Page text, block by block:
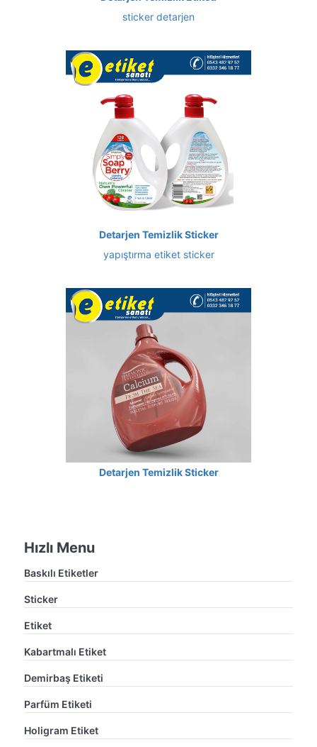
sticker detarjen
Detarjen Temizlik Sticker
yapıştırma etiket sticker
Detarjen Temizlik Sticker
Hızlı Menu
Baskılı Etiketler
Sticker
Etiket
Kabartmalı Etiket
Demirbaş Etiketi
Parfüm Etiketi
Holigram Etiket